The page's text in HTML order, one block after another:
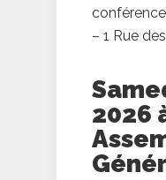
– 1 Rue
2026